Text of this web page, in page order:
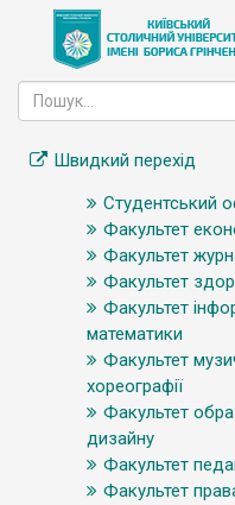
Швидкий перехід
Студентський
Факультет
Факультет
Факультет
Факультет
математики
Факультет
хореографії
Факультет
дизайну
Факультет
Факультет